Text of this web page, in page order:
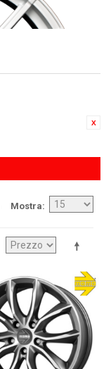
Mostra